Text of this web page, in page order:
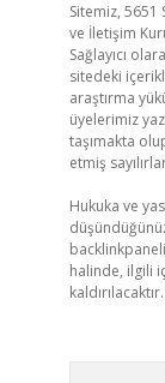
Sitemiz, 5651
ve İletişim
Sağlayıcı
sitedeki
araştırma
üyelerimiz
taşımakta
etmiş
Hukuka ve
halinde, ilgili
kaldırılacaktır.